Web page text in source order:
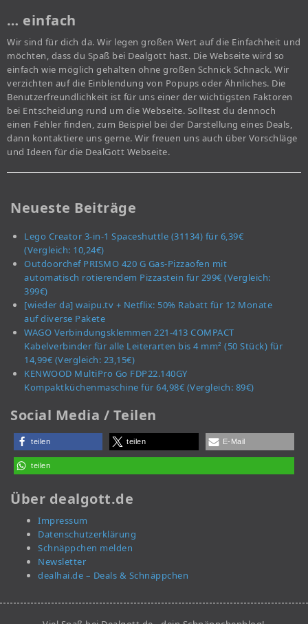
… einfach
Wir sind für dich da. Wir legen großen Wert auf die Einfachheit und
möchten, dass du Spaß bei Dealgott hast. Die Webseite wird so
einfach wie möglich gehalten ohne großen Schnick Schnack. Wir
verzichten auf die Einblendung von Popups oder Ähnliches. Die
Benutzerfreundlichkeit ist für uns einer der wichtigsten Faktoren
bei Entscheidung rund um die Webseite. Solltest du dennoch
einen Fehler finden, zum Beispiel bei der Darstellung eines Deals,
dann kontaktiere uns gerne. Wir freuen uns auch über Vorschläge
und Ideen für die DealGott Webseite.
Neueste Beiträge
Lego Creator 3-in-1 Spaceshuttle (31134) für 6,39€
(Vergleich: 10,24€)
Outdoorchef PRISMO 420 G Gas-Pizzaofen mit
automatisch rotierendem Pizzastein für 299€ (Vergleich:
399€)
[wieder da] waipu.tv + Netflix: 50% Rabatt für 12 Monate
auf diverse Pakete
WAGO Verbindungsklemmen 221-413 COMPACT
Kabelverbinder für alle Leiterarten bis 4 mm² (50 Stück) für
14,99€ (Vergleich: 23,15€)
KENWOOD MultiPro Go FDP22.140GY
Kompaktküchenmaschine für 64,98€ (Vergleich: 89€)
Social Media / Teilen
teilen teilen E-Mail
teilen
Über dealgott.de
Impressum
Datenschutzerklärung
Schnäppchen melden
Newsletter
dealhai.de – Deals & Schnäppchen